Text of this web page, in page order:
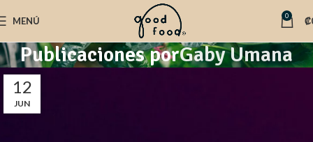
MENÚ 0 ₡
Publicaciones porGaby Umana
12
JUN